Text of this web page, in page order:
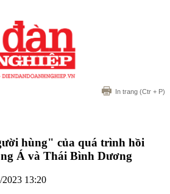
In trang (Ctr + P)
hùng" của quá trình hồi
Á và Thái Bình Dương
2023 13:20